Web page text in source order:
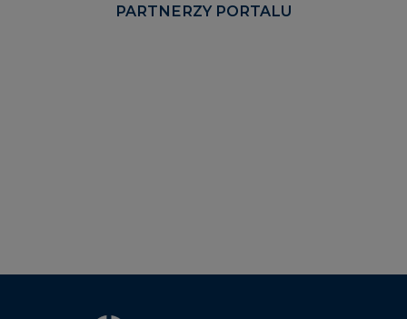
PARTNERZY PORTALU